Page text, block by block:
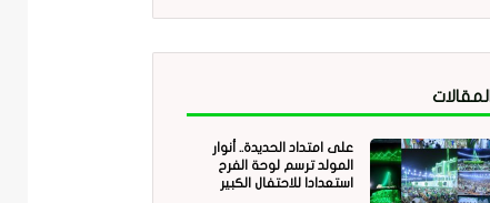
المقالات
على امتداد الحديدة.. أنوار
المولد ترسم لوحة الفرح
استعدادا للاحتفال الكبير